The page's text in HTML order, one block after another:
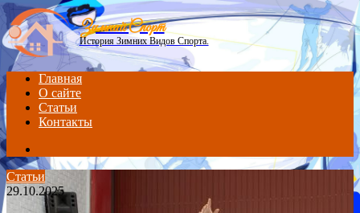
Menu
Зимний Спорт
История Зимних Видов Спорта.
Главная
О сайте
Статьи
Контакты
for
Статьи
29.10.2025